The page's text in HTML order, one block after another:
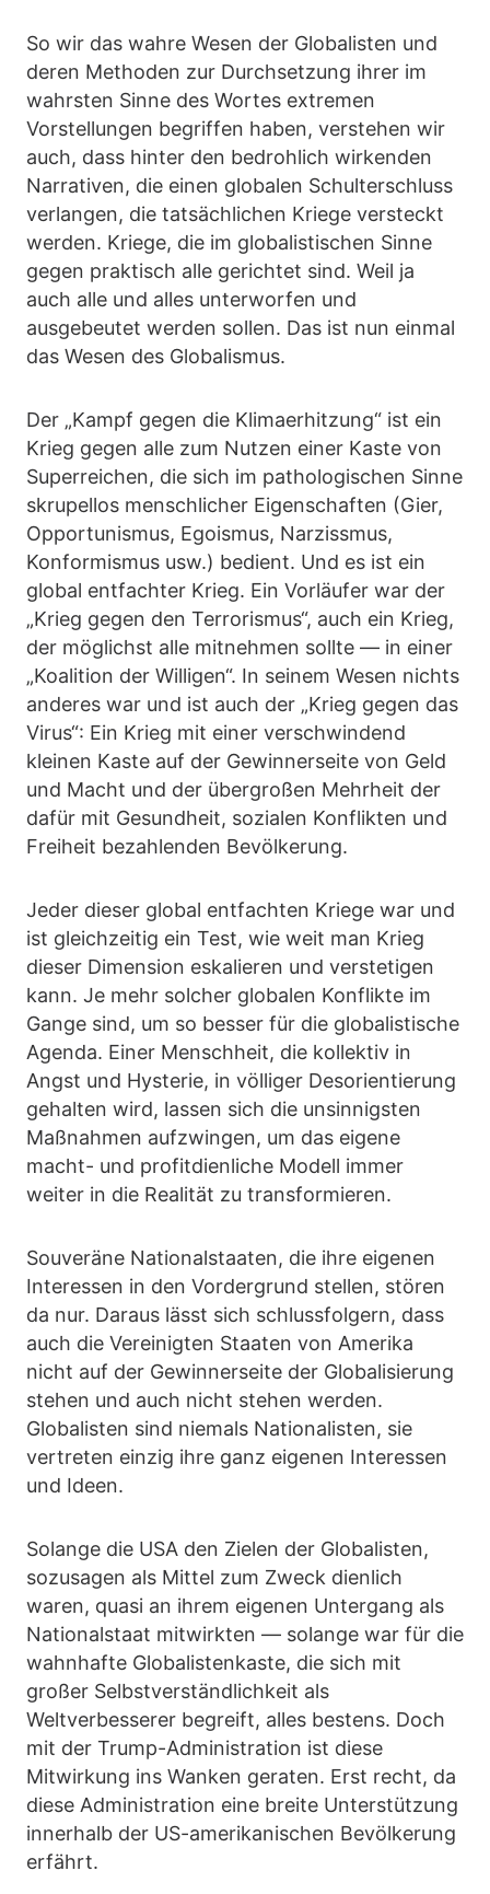
So wir das wahre Wesen der Globalisten und
deren Methoden zur Durchsetzung ihrer im
wahrsten Sinne des Wortes extremen
Vorstellungen begriffen haben, verstehen wir
auch, dass hinter den bedrohlich wirkenden
Narrativen, die einen globalen Schulterschluss
verlangen, die tatsächlichen Kriege versteckt
werden. Kriege, die im globalistischen Sinne
gegen praktisch alle gerichtet sind. Weil ja
auch alle und alles unterworfen und
ausgebeutet werden sollen. Das ist nun einmal
das Wesen des Globalismus.
Der „Kampf gegen die Klimaerhitzung“ ist ein
Krieg gegen alle zum Nutzen einer Kaste von
Superreichen, die sich im pathologischen Sinne
skrupellos menschlicher Eigenschaften (Gier,
Opportunismus, Egoismus, Narzissmus,
Konformismus usw.) bedient. Und es ist ein
global entfachter Krieg. Ein Vorläufer war der
„Krieg gegen den Terrorismus“, auch ein Krieg,
der möglichst alle mitnehmen sollte — in einer
„Koalition der Willigen“. In seinem Wesen nichts
anderes war und ist auch der „Krieg gegen das
Virus“: Ein Krieg mit einer verschwindend
kleinen Kaste auf der Gewinnerseite von Geld
und Macht und der übergroßen Mehrheit der
dafür mit Gesundheit, sozialen Konflikten und
Freiheit bezahlenden Bevölkerung.
Jeder dieser global entfachten Kriege war und
ist gleichzeitig ein Test, wie weit man Krieg
dieser Dimension eskalieren und verstetigen
kann. Je mehr solcher globalen Konflikte im
Gange sind, um so besser für die globalistische
Agenda. Einer Menschheit, die kollektiv in
Angst und Hysterie, in völliger Desorientierung
gehalten wird, lassen sich die unsinnigsten
Maßnahmen aufzwingen, um das eigene
macht- und profitdienliche Modell immer
weiter in die Realität zu transformieren.
Souveräne Nationalstaaten, die ihre eigenen
Interessen in den Vordergrund stellen, stören
da nur. Daraus lässt sich schlussfolgern, dass
auch die Vereinigten Staaten von Amerika
nicht auf der Gewinnerseite der Globalisierung
stehen und auch nicht stehen werden.
Globalisten sind niemals Nationalisten, sie
vertreten einzig ihre ganz eigenen Interessen
und Ideen.
Solange die USA den Zielen der Globalisten,
sozusagen als Mittel zum Zweck dienlich
waren, quasi an ihrem eigenen Untergang als
Nationalstaat mitwirkten — solange war für die
wahnhafte Globalistenkaste, die sich mit
großer Selbstverständlichkeit als
Weltverbesserer begreift, alles bestens. Doch
mit der Trump-Administration ist diese
Mitwirkung ins Wanken geraten. Erst recht, da
diese Administration eine breite Unterstützung
innerhalb der US-amerikanischen Bevölkerung
erfährt.